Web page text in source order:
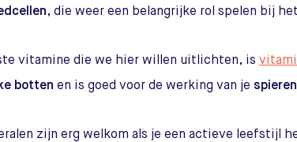
, die weer een belangrijke rol spelen bij
vitamine die we hier willen uitlichten, is
botten en is goed voor de werking van je spieren
zijn erg welkom als je een actieve leefstijl